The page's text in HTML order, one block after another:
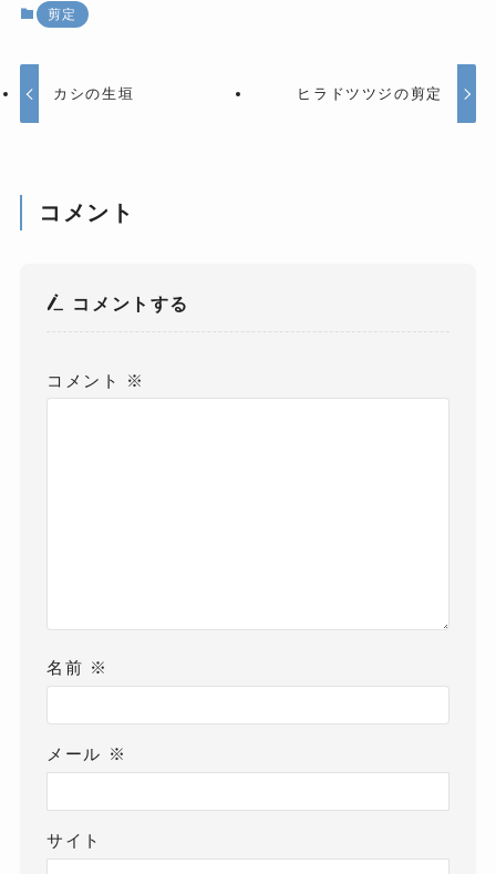
剪定
カシの生垣 ヒラドツツジの剪定
コメント
コメントする
コメント ※
名前 ※
メール ※
サイト